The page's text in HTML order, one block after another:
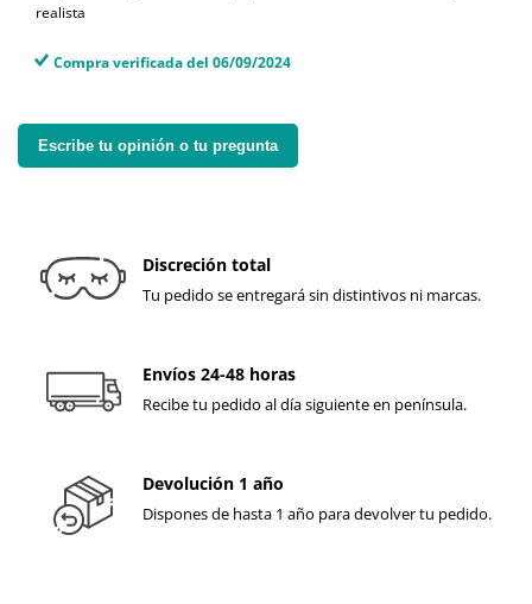
realista
Compra verificada del 06/09/2024
Escribe tu opinión o tu pregunta
Discreción total
Tu pedido se entregará sin distintivos ni marcas.
Envíos 24-48 horas
Recibe tu pedido al día siguiente en península.
Devolución 1 año
Dispones de hasta 1 año para devolver tu pedido.